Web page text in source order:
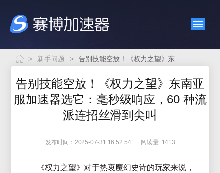
> 新手问题 >
告别技能空放！《权力之望》东南亚
服加速器选它：毫秒级响应，60 种流
派连招丝滑到尖叫
发布时间：2025-07-31 16:52:54 阅读量: 1413
《权力之望》对于热衷魔幻史诗的玩家来说，